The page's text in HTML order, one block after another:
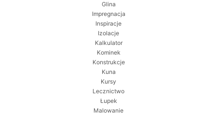
Glina
Impregnacja
Inspiracje
Izolacje
Kalkulator
Kominek
Konstrukcje
Kuna
Kursy
Lecznictwo
Łupek
Malowanie